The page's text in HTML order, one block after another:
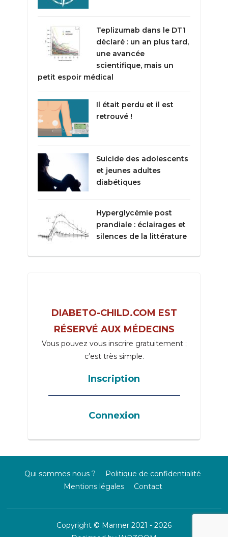
Teplizumab dans le DT1
déclaré : un an plus tard,
une avancée
scientifique, mais un
petit espoir médical
Il était perdu et il est
retrouvé !
Suicide des adolescents
et jeunes adultes
diabétiques
Hyperglycémie post
prandiale : éclairages et
silences de la littérature
DIABETO-CHILD.COM EST
RÉSERVÉ AUX MÉDECINS
Vous pouvez vous inscrire gratuitement ;
c’est très simple.
Inscription
_____________________________________
Connexion
Qui sommes nous ?
Politique de confidentialité
Mentions légales
Contact
Copyright © Manner 2021 - 2026